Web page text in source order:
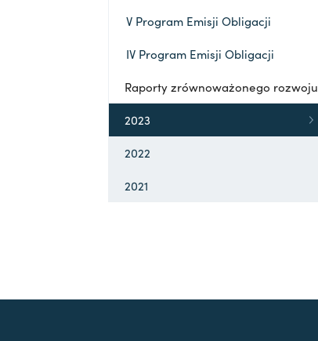
V Program Emisji Obligacji
IV Program Emisji Obligacji
Raporty zrównoważonego rozwoju
2023
2022
2021